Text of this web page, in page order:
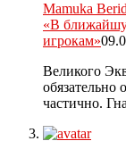
Mamuka
«В
игрокам»
Великого
обязательно
частично.